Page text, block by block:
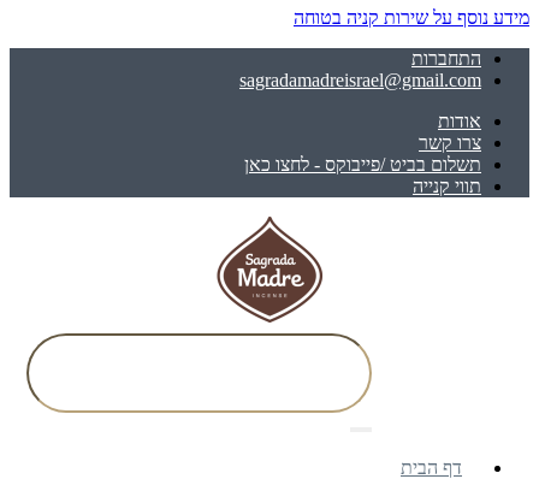
מידע נוסף על שירות קניה בטוחה
התחברות
sagradamadreisrael@gmail.com
אודות
צרו קשר
תשלום בביט /פייבוקס - לחצו כאן
תווי קנייה
דף הבית